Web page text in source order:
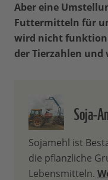
Aber eine
Futtermitteln für
wird nicht
der Tierzahlen und
Soja-
Sojamehl ist
die pflanzliche
Lebensmitteln.